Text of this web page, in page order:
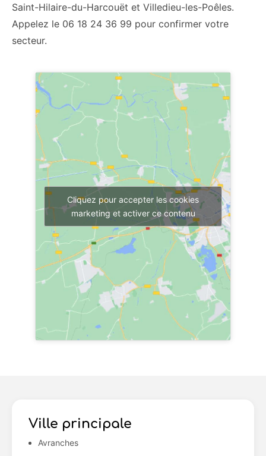
Saint-Hilaire-du-Harcouët et Villedieu-les-Poêles.
Appelez le 06 18 24 36 99 pour confirmer votre
secteur.
Cliquez pour accepter les cookies
marketing et activer ce contenu
Ville principale
Avranches